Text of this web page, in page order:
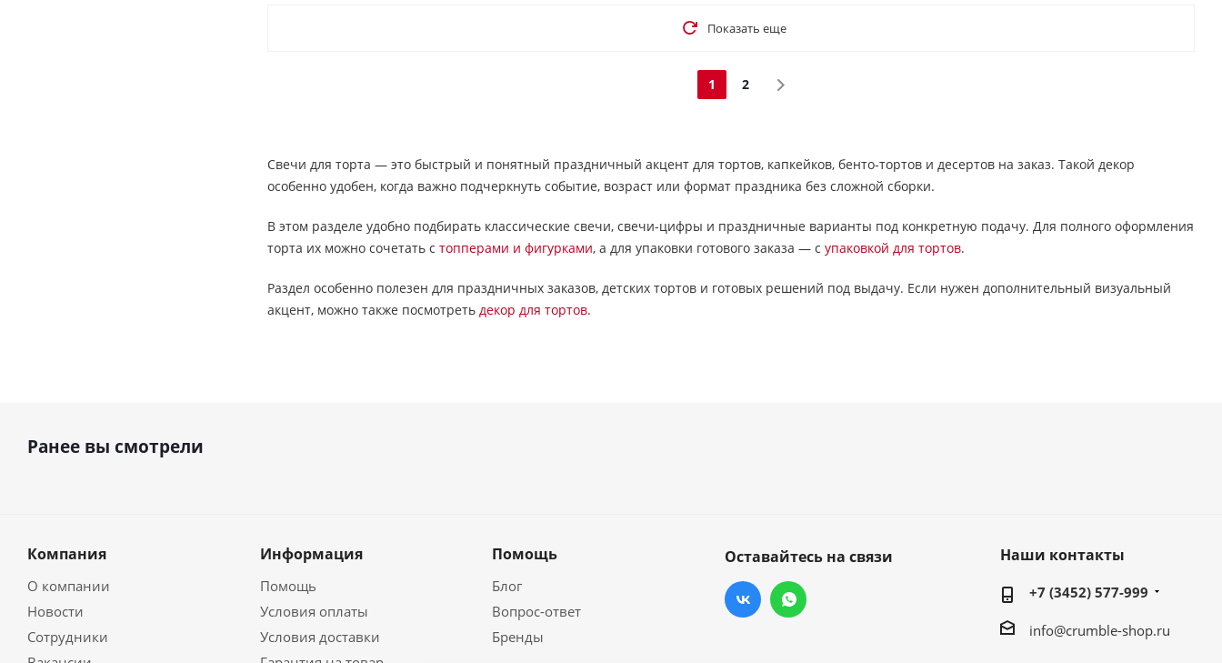
Показать еще
1 2
Свечи для торта — это быстрый и понятный праздничный акцент для тортов, капкейков, бенто-тортов и десертов на заказ. Такой декор
особенно удобен, когда важно подчеркнуть событие, возраст или формат праздника без сложной сборки.
В этом разделе удобно подбирать классические свечи, свечи-цифры и праздничные варианты под конкретную подачу. Для полного оформления
торта их можно сочетать с топперами и фигурками, а для упаковки готового заказа — с упаковкой для тортов.
Раздел особенно полезен для праздничных заказов, детских тортов и готовых решений под выдачу. Если нужен дополнительный визуальный
акцент, можно также посмотреть декор для тортов.
Ранее вы смотрели
Компания
О компании
Новости
Сотрудники
Информация
Помощь
Условия оплаты
Условия доставки
Помощь
Блог
Вопрос-ответ
Бренды
Оставайтесь на связи Наши контакты
+7 (3452) 577-999
info@crumble-shop.ru